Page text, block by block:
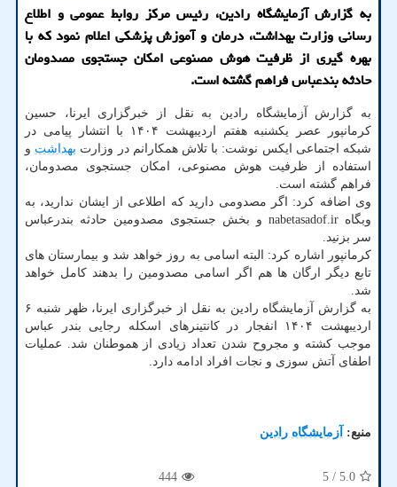
به گزارش آزمایشگاه رادین، رئیس مرکز روابط عمومی و اطلاع
رسانی وزارت بهداشت، درمان و آموزش پزشکی اعلام نمود که با
بهره گیری از ظرفیت هوش مصنوعی امکان جستجوی مصدومان
حادثه بندعباس فراهم گشته است.
به گزارش آزمایشگاه رادین به نقل از خبرگزاری ایرنا، حسین
کرمانپور عصر یکشنبه هفتم اردیبهشت ۱۴۰۴ با انتشار پیامی در
شبکه اجتماعی ایکس نوشت: با تلاش همکارانم در وزارت بهداشت و
استفاده از ظرفیت هوش مصنوعی، امکان جستجوی مصدومان،
فراهم گشته است.
وی اضافه کرد: اگر مصدومی دارید که اطلاعی از ایشان ندارید، به
وبگاه nabetasadof.ir و بخش جستجوی مصدومین حادثه بندرعباس
سر بزنید.
کرمانپور اشاره کرد: البته اسامی به روز خواهد شد و بیمارستان های
تابع دیگر ارگان ها هم اگر اسامی مصدومین را بدهند کامل خواهد
شد.
به گزارش آزمایشگاه رادین به نقل از خبرگزاری ایرنا، ظهر شنبه ۶
اردیبهشت ۱۴۰۴ انفجار در کانتینرهای اسکله رجایی بندر عباس
موجب کشته و مجروح شدن تعداد زیادی از هموطنان شد. عملیات
اطفای آتش سوزی و نجات افراد ادامه دارد.
منبع: آزمایشگاه رادین
5.0
/ 5
444